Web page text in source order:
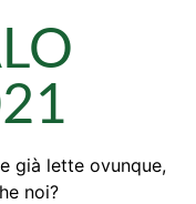
già lette ovunque,
noi?